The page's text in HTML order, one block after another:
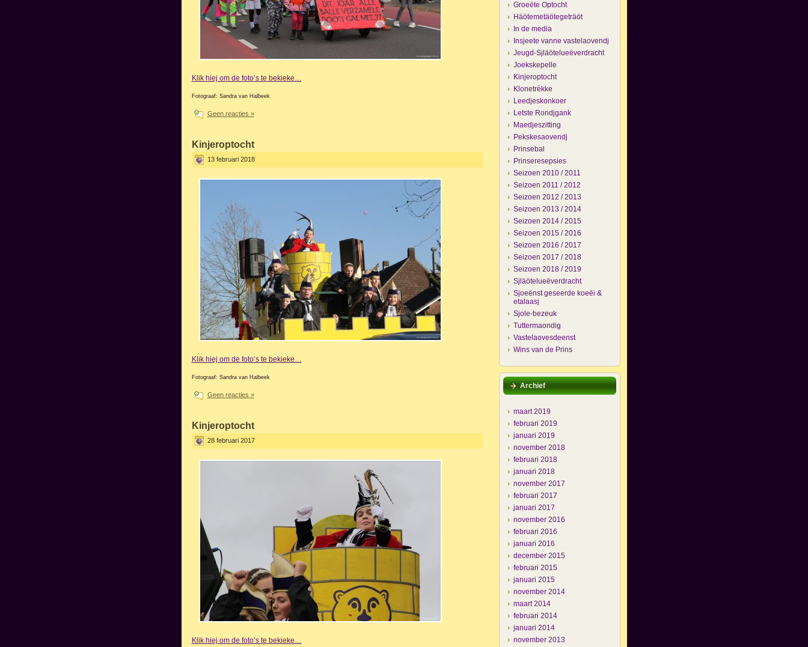
Klik hiej om de foto’s te bekieke…
Fotograaf: Sandra van Halbeek
Geen reacties »
Kinjeroptocht
13 februari 2018
Klik hiej om de foto’s te bekieke…
Fotograaf: Sandra van Halbeek
Geen reacties »
Kinjeroptocht
28 februari 2017
Klik hiej om de foto’s te bekieke…
Groeëte Optocht
Häötemetäötegeträöt
In de media
Insjeete vanne vastelaovendj
Jeugd-Sjläötelueëverdracht
Joekskepelle
Kinjeroptocht
Klonetrèkke
Leedjeskonkoer
Letste Rondjgank
Maedjeszitting
Pekskesaovendj
Prinsebal
Prinseresepsies
Seizoen 2010 / 2011
Seizoen 2011 / 2012
Seizoen 2012 / 2013
Seizoen 2013 / 2014
Seizoen 2014 / 2015
Seizoen 2015 / 2016
Seizoen 2016 / 2017
Seizoen 2017 / 2018
Seizoen 2018 / 2019
Sjläötelueëverdracht
Sjoeënst geseerde koeëi &
etalaasj
Sjole-bezeuk
Tuttermaondig
Vastelaovesdeenst
Wins van de Prins
Archief
maart 2019
februari 2019
januari 2019
november 2018
februari 2018
januari 2018
november 2017
februari 2017
januari 2017
november 2016
februari 2016
januari 2016
december 2015
februari 2015
januari 2015
november 2014
maart 2014
februari 2014
januari 2014
november 2013